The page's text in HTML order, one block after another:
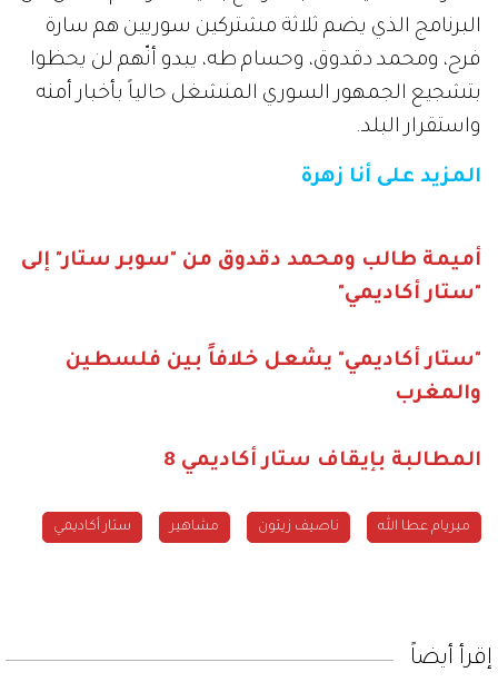
البرنامج الذي يضم ثلاثة مشتركين سوريين هم سارة
فرح، ومحمد دقدوق، وحسام طه، يبدو أنّهم لن يحظوا
بتشجيع الجمهور السوري المنشغل حالياً بأخبار أمنه
واستقرار البلد.
المزيد على أنا زهرة
أميمة طالب ومحمد دقدوق من "سوبر ستار" إلى
"ستار أكاديمي"
"ستار أكاديمي" يشعل خلافاً بين فلسطين
والمغرب
المطالبة بإيقاف ستار أكاديمي 8
ميريام عطا الله ناصيف زيتون مشاهير ستار أكاديمي
إقرأ أيضاً